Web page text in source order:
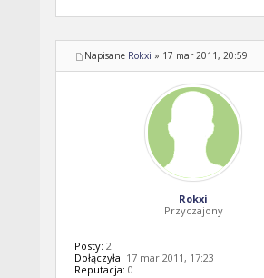
Napisane Rokxi » 17 mar 2011, 20:59
Rokxi
Przyczajony
Posty: 2
Dołączyła: 17 mar 2011, 17:23
Reputacja: 0